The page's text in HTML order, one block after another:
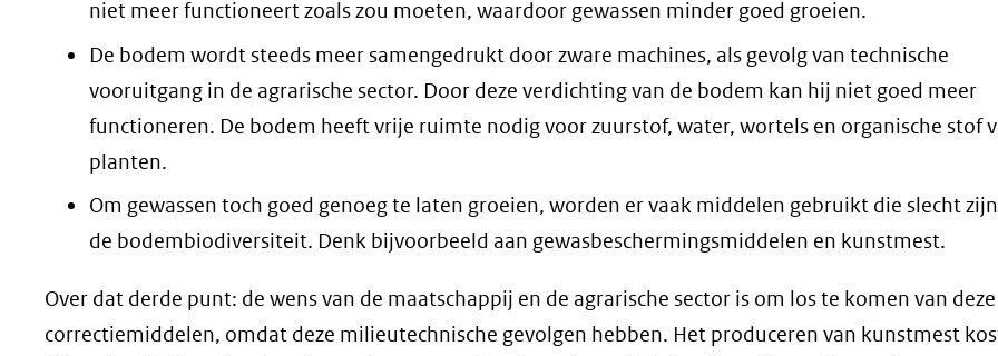
niet meer functioneert zoals zou moeten, waardoor gewassen minder goed groeien.
De bodem wordt steeds meer samengedrukt door zware machines, als gevolg van technische
vooruitgang in de agrarische sector. Door deze verdichting van de bodem kan hij niet goed meer
functioneren. De bodem heeft vrije ruimte nodig voor zuurstof, water, wortels en organische stof
planten.
Om gewassen toch goed genoeg te laten groeien, worden er vaak middelen gebruikt die slecht
de bodembiodiversiteit. Denk bijvoorbeeld aan gewasbeschermingsmiddelen en kunstmest.
Over dat derde punt: de wens van de maatschappij en de agrarische sector is om los te komen van deze
correctiemiddelen, omdat deze milieutechnische gevolgen hebben. Het produceren van kunstmest